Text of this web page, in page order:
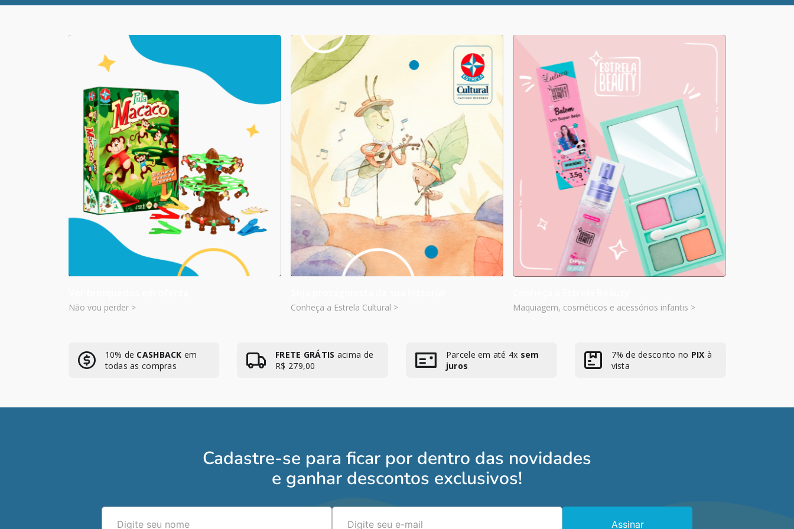
Não vou perder > Conheça a Estrela Cultural > Maquiagem, cosméticos e acessórios infantis >
10% de CASHBACK em
todas as compras
FRETE GRÁTIS acima de
R$ 279,00
Parcele em até 4x sem
juros
7% de desconto no PIX à
vista
Cadastre-se para ficar por dentro das novidades
e ganhar descontos exclusivos!
Assinar